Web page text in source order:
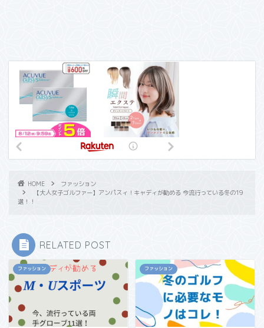
HOME
ファッション
【大人女子ゴルファー】アンパスィ！キャディが勧める 今流行っている冬の19
選！！
RELATED POST
ファッション ファッション